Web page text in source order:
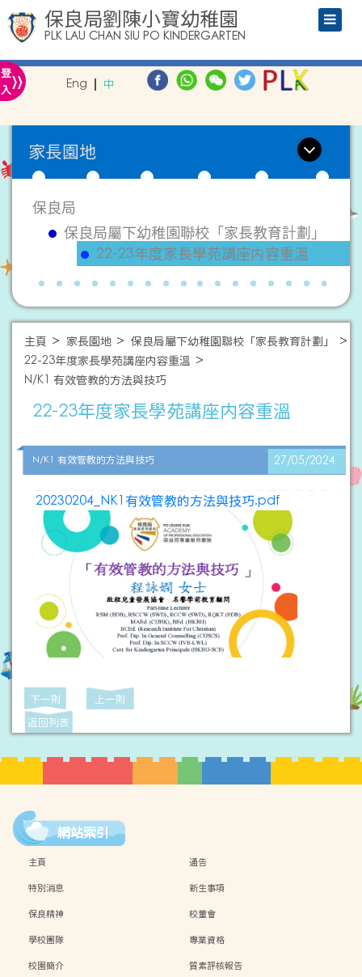
保良局劉陳小寶幼稚園
PLK LAU CHAN SIU PO KINDERGARTEN
登
入» Eng 中
家長園地
保良局
保良局屬下幼稚園聯校「家長教育計劃」
22-23年度家長學苑講座内容重溫
主頁 家長園地
保良局屬下幼稚園聯校「家長教育計劃」
22-23年度家長學苑講座内容重溫
N/K1 有效管教的方法與技巧
22-23年度家長學苑講座内容重溫
N/K1 有效管教的方法與技巧 27/05/2024
20230204_NK1有效管教的方法與技巧.pdf
下一則
上一則
返回列表
網站索引
主頁
通告
特別消息
新生事項
保良精神
校董會
學校團隊
專業資格
校園簡介
質素評核報告